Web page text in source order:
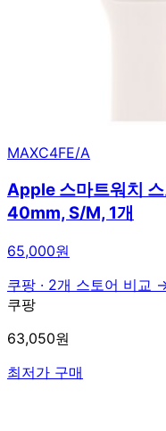
MAXC4FE/A
Apple 스마트워치
40mm, S/M, 1개
65,000원
쿠팡 · 2개 스토어 비교
쿠팡
63,050원
최저가 구매